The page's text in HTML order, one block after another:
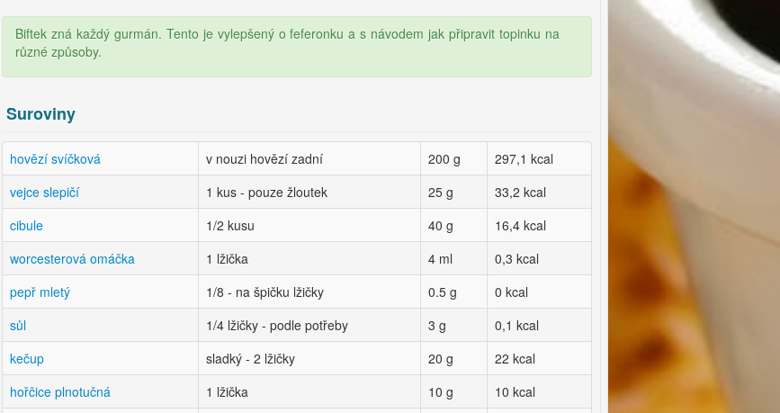
Biftek zná každý gurmán. Tento je vylepšený o feferonku a s návodem jak připravit topinku na
různé způsoby.
Suroviny
hovězí svíčková v nouzi hovězí zadní 200 g
297,1 kcal
vejce slepičí
1 kus - pouze žloutek 25 g
33,2 kcal
cibule
1/2 kusu 40 g
16,4 kcal
worcesterová omáčka
1 lžička 4 ml
0,3 kcal
pepř mletý
1/8 - na špičku lžičky 0.5 g
0 kcal
sůl
1/4 lžičky - podle potřeby 3 g
0,1 kcal
kečup
sladký - 2 lžičky 20 g
22 kcal
hořčice plnotučná
1 lžička 10 g
10 kcal